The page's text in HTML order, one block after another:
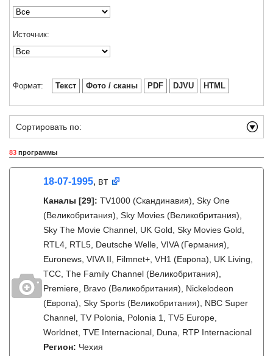
Источник:
Формат: Текст Фото / сканы PDF DJVU HTML
Сортировать по:
83 программы
18-07-1995, вт
Каналы [29]: TV1000 (Скандинавия), Sky One
(Великобритания), Sky Movies (Великобритания),
Sky The Movie Channel, UK Gold, Sky Movies Gold,
RTL4, RTL5, Deutsche Welle, VIVA (Германия),
Euronews, VIVA II, Filmnet+, VH1 (Европа), UK Living,
TCC, The Family Channel (Великобритания),
Premiere, Bravo (Великобритания), Nickelodeon
(Европа), Sky Sports (Великобритания), NBC Super
Channel, TV Polonia, Polonia 1, TV5 Europe,
Worldnet, TVE Internacional, Duna, RTP Internacional
Регион: Чехия